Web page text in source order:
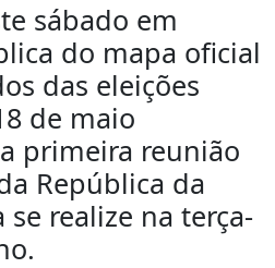
sábado em
do mapa oficial
das eleições
de maio
primeira reunião
República da
realize na terça-